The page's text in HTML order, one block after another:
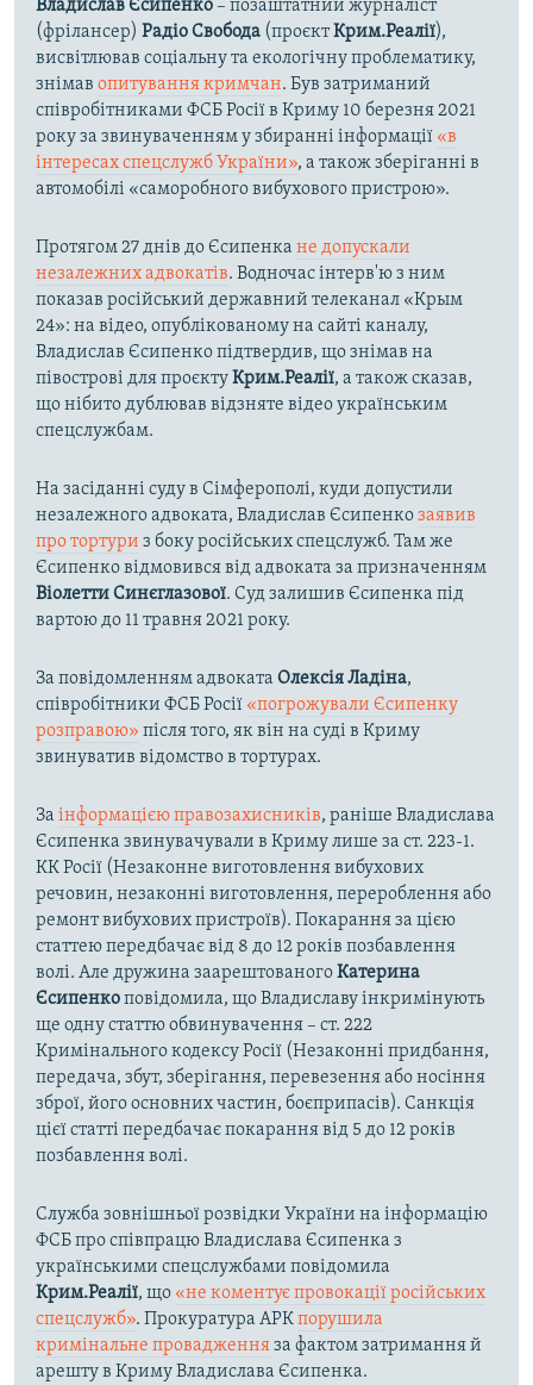
Владислав Єсипенко– позаштатний журналіст
(фрілансер) Радіо Свобода (проєктКрим.Реалії),
висвітлював соціальну та екологічну проблематику,
знімав опитування кримчан. Був затриманий
співробітниками ФСБ Росії в Криму 10 березня 2021
року за звинуваченням у збиранні інформації «в
інтересах спецслужб України», а також зберіганні в
автомобілі «саморобного вибухового пристрою».
Протягом 27 днів до Єсипенка не допускали
незалежних адвокатів. Водночас інтерв'ю з ним
показав російський державний телеканал «Крым
24»: на відео, опублікованому на сайті каналу,
Владислав Єсипенко підтвердив, що знімав на
півострові для проєктуКрим.Реалії, а також сказав,
що нібито дублював відзняте відео українським
спецслужбам.
На засіданні суду в Сімферополі, куди допустили
незалежного адвоката, Владислав Єсипенкозаявив
про тортури з боку російських спецслужб. Там же
Єсипенко відмовився від адвоката за призначенням
Віолетти Синєглазової. Суд залишив Єсипенка під
вартою до 11 травня 2021 року.
За повідомленням адвоката Олексія Ладіна,
співробітники ФСБ Росії «погрожували Єсипенку
розправою» після того, як він на суді в Криму
звинуватив відомство в тортурах.
За інформацією правозахисників, раніше Владислава
Єсипенка звинувачували в Криму лише за ст. 223-1.
КК Росії (Незаконне виготовлення вибухових
речовин, незаконні виготовлення, перероблення або
ремонт вибухових пристроїв). Покарання за цією
статтею передбачає від 8 до 12 років позбавлення
волі. Але дружина заарештованогоКатерина
Єсипенкоповідомила, що Владиславу інкримінують
ще одну статтю обвинувачення – ст. 222
Кримінального кодексу Росії (Незаконні придбання,
передача, збут, зберігання, перевезення або носіння
зброї, його основних частин, боєприпасів). Санкція
цієї статті передбачає покарання від 5 до 12 років
позбавлення волі.
Служба зовнішньої розвідки України на інформацію
ФСБ про співпрацю Владислава Єсипенка з
українськими спецслужбами повідомила
Крим.Реалії, що «не коментує провокації російських
спецслужб». Прокуратура АРКпорушила
кримінальне провадженняза фактом затримання й
арешту в Криму Владислава Єсипенка.